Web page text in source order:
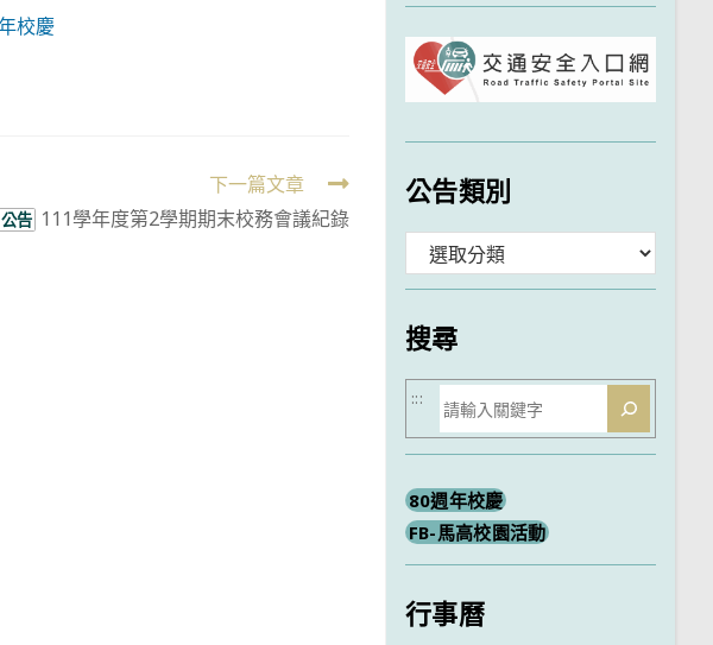
校慶
下一篇文章
公告 111學年度第2學期期末校務會議紀錄
公告類別
類
搜尋
搜
尋
:::
80週年校慶
FB-馬高校園活動
行事曆